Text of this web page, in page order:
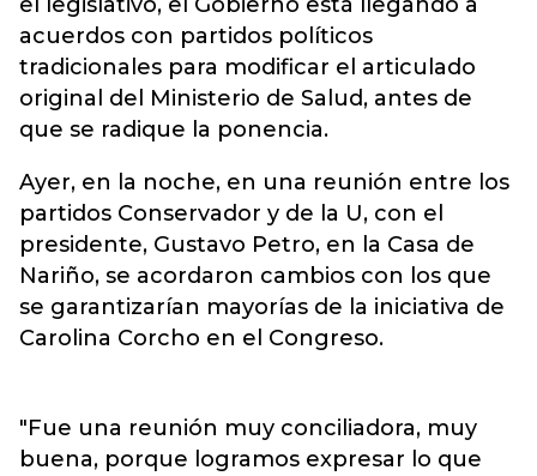
acuerdos con partidos políticos
tradicionales para modificar el articulado
original del Ministerio de Salud, antes de
que se radique la ponencia.
Ayer, en la noche, en una reunión entre los
partidos Conservador y de la U, con el
presidente, Gustavo Petro, en la Casa de
Nariño, se acordaron cambios con los que
se garantizarían mayorías de la iniciativa de
Carolina Corcho en el Congreso.
"Fue una reunión muy conciliadora, muy
buena, porque logramos expresar lo que